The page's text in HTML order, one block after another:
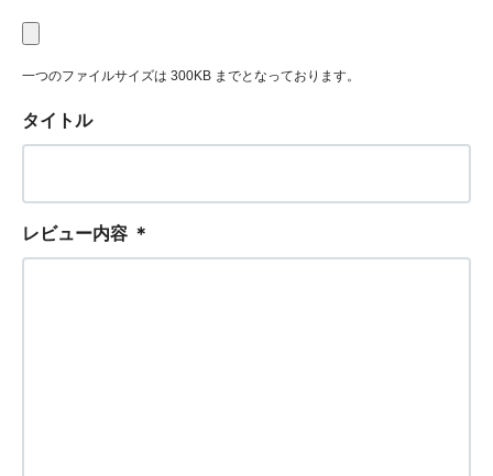
一つのファイルサイズは 300KB までとなっております。
タイトル
レビュー内容 ＊